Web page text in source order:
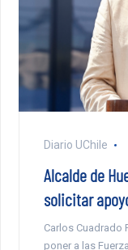
Diario UChile
Alcalde de
solicitar
Carlos Cuadrado
poner a las